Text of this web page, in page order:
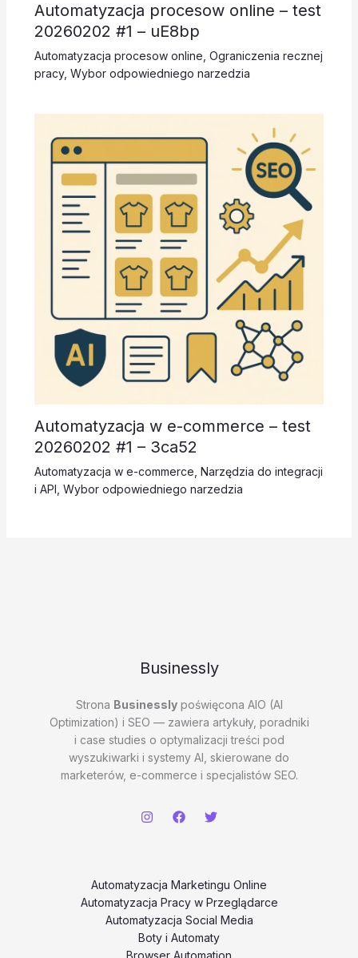
Automatyzacja procesow online – test
20260202 #1 – uE8bp
Automatyzacja procesow online Ograniczenia recznej
pracy, Wybor odpowiedniego narzedzia
Automatyzacja w e-commerce – test
20260202 #1 – 3ca52
Automatyzacja w e-commerce Narzędzia do integracji
i API Wybor odpowiedniego narzedzia
Businessly
Strona Businesslypoświęcona AIO (AI
Optimization) i SEO — zawiera artykuły, poradniki
i case studies o optymalizacji treści pod
wyszukiwarki i systemy AI, skierowane do
marketerów, e-commerce i specjalistów SEO.
Automatyzacja Marketingu Online
Automatyzacja Pracy w Przeglądarce
Automatyzacja Social Media
Boty i Automaty